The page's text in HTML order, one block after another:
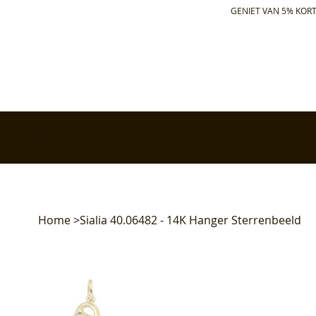
GENIET VAN 5%
Home>Sialia 40.06482 - 14K Hanger Sterrenbeeld